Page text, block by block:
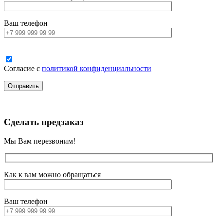
Ваш телефон
Согласие с политикой конфиденциальности
Сделать предзаказ
Мы Вам перезвоним!
Как к вам можно обращаться
Ваш телефон